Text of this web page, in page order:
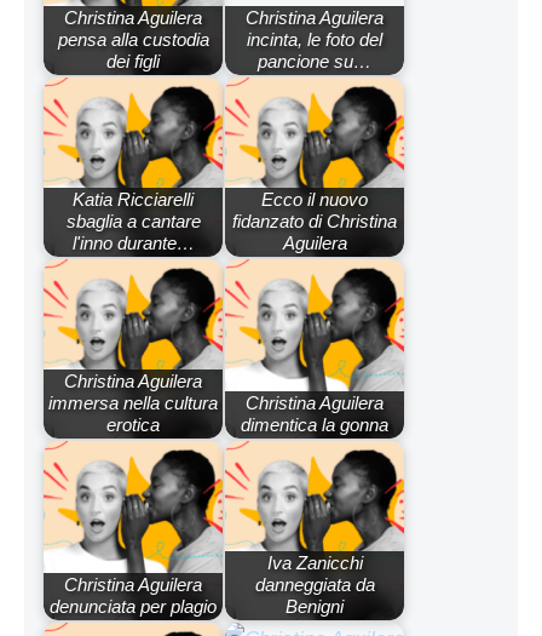
Christina Aguilera
pensa alla custodia
dei figli
Christina Aguilera
incinta, le foto del
pancione su…
Katia Ricciarelli
sbaglia a cantare
l'inno durante…
Ecco il nuovo
fidanzato di Christina
Aguilera
Christina Aguilera
immersa nella cultura
erotica
Christina Aguilera
dimentica la gonna
Christina Aguilera
denunciata per plagio
Iva Zanicchi
danneggiata da
Benigni